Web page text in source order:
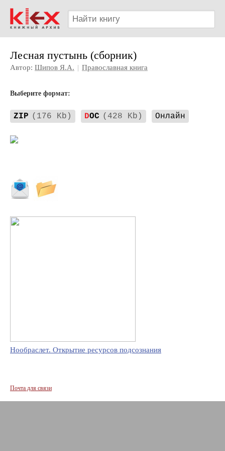
Лесная пустынь (сборник)
Автор: Шипов Я.А. | Православная книга
Выберите формат:
ZIP (176 Kb) DOC (428 Kb) Онлайн
Нообраслет. Открытие ресурсов подсознания
Почта для связи